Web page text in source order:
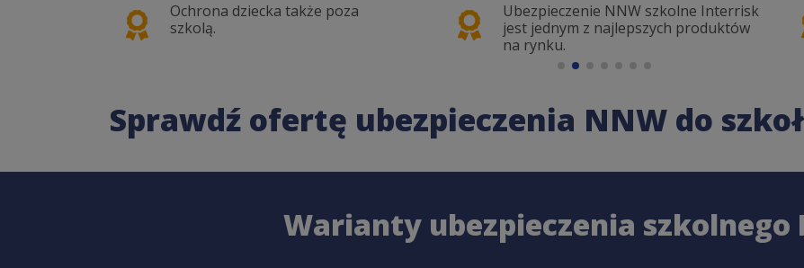
Ochrona dziecka także poza
szkolą.
Ubezpieczenie NNW szkolne Interrisk
jest jednym z najlepszych produktów
na rynku.
Sprawdź ofertę ubezpieczenia NNW do
Warianty ubezpieczenia